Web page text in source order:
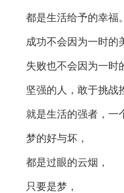
都是生活给予的幸福。
成功不会因为一时的
失败也不会因为一时
坚强的人，敢于挑战
就是生活的强者，一
梦的好与坏，
都是过眼的云烟，
只要是梦，